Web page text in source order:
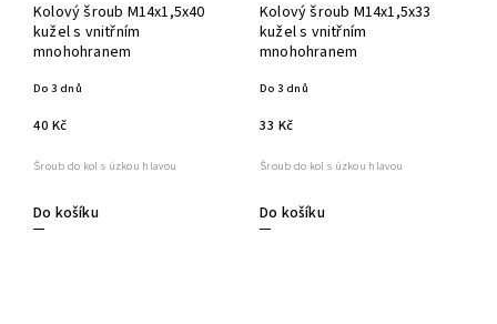
Kolový šroub M14x1,5x40
kužel s vnitřním
mnohohranem
Do 3 dnů
40 Kč
Do košíku
Šroub do kol s úzkou hlavou
Kolový šroub M14x1,5x33
kužel s vnitřním
mnohohranem
Do 3 dnů
33 Kč
Do košíku
Šroub do kol s úzkou hlavou